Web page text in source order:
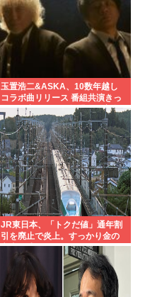
玉置浩二&ASKA、10数年越し
コラボ曲リリース 番組共演きっ
かけで実現…同い年盟友の完全
合作
JR東日本、「トクだ値」通年割
引を廃止で炎上。すっかり金の
亡者と成り下がったな